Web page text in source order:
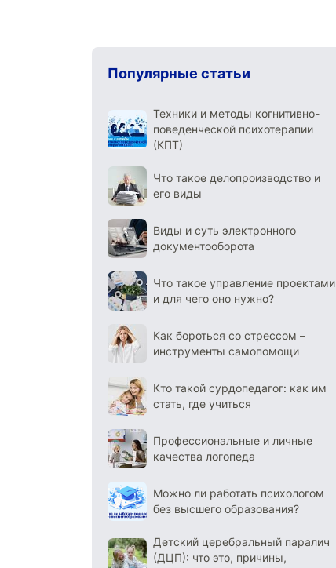
Популярные статьи
Техники и методы когнитивно-
поведенческой психотерапии
(КПТ)
Что такое делопроизводство и
его виды
Виды и суть электронного
документооборота
Что такое управление проектами
и для чего оно нужно?
Как бороться со стрессом –
инструменты самопомощи
Кто такой сурдопедагог: как им
стать, где учиться
Профессиональные и личные
качества логопеда
Можно ли работать психологом
без высшего образования?
Детский церебральный паралич
(ДЦП): что это, причины,